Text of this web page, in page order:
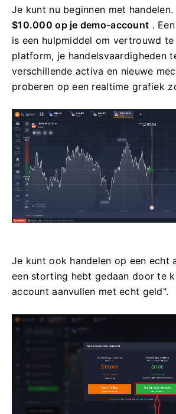
Je kunt nu beginnen met
$10.000 op je demo-account .
is een hulpmiddel om vertrouwd
platform, je handelsvaardigheden
verschillende activa en nieuwe
proberen op een realtime grafiek
Je kunt ook handelen op een echt
een storting hebt gedaan door te
account aanvullen met echt geld".